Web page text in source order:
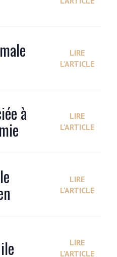
LIRE
L'ARTICLE
à
LIRE
L'ARTICLE
LIRE
L'ARTICLE
LIRE
L'ARTICLE